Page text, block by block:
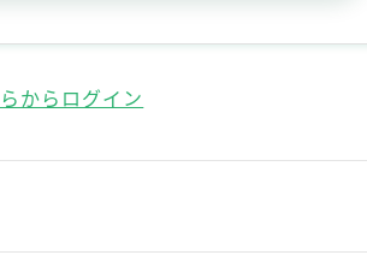
からログイン